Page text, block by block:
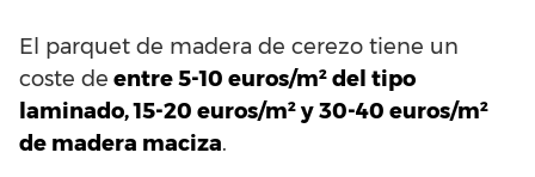
El parquet de madera de cerezo tiene un
coste de entre 5-10 euros/m² del tipo
laminado, 15-20 euros/m² y 30-40 euros/m²
de madera maciza.